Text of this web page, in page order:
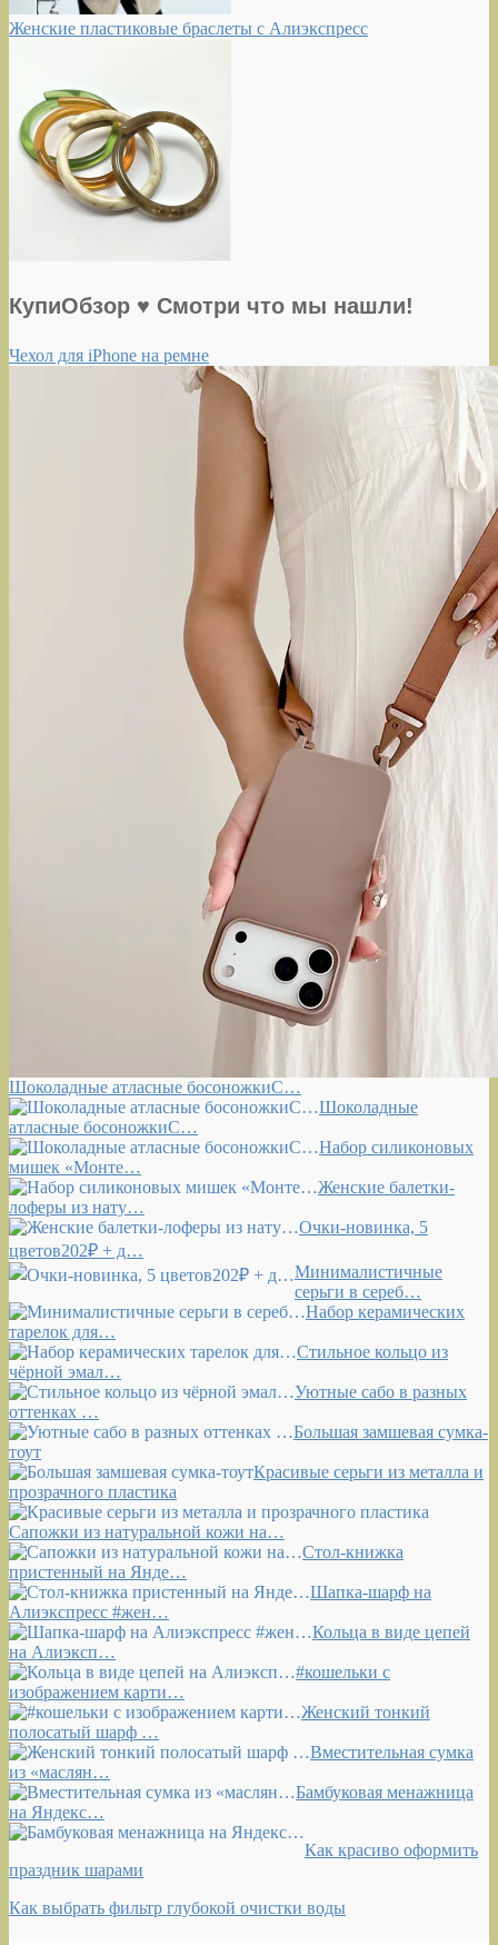
Женские пластиковые браслеты с Алиэкспресс
КупиОбзор ♥ Смотри что мы нашли!
Чехол для iPhone на ремне
Шоколадные атласные босоножкиС…
Шоколадные
атласные босоножкиС…
Набор силиконовых
мишек «Монте…
Женские балетки-
лоферы из нату…
Очки-новинка, 5
цветов202₽ + д…
Минималистичные
серьги в сереб…
Набор керамических
тарелок для…
Стильное кольцо из
чёрной эмал…
Уютные сабо в разных
оттенках …
Большая замшевая сумка-
тоут
Красивые серьги из металла и
прозрачного пластика
Сапожки из натуральной кожи на…
Стол-книжка
пристенный на Янде…
Шапка-шарф на
Алиэкспресс #жен…
Кольца в виде цепей
на Алиэксп…
#кошельки с
изображением карти…
Женский тонкий
полосатый шарф …
Вместительная сумка
из «маслян…
Бамбуковая менажница
на Яндекс…
Как красиво оформить
праздник шарами
Как выбрать фильтр глубокой очистки воды